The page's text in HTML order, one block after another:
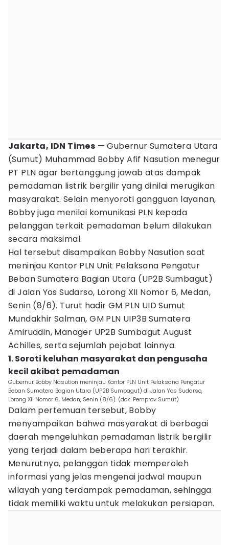
Jakarta, IDN Times — Gubernur Sumatera Utara
(Sumut) Muhammad Bobby Afif Nasution menegur
PT PLN agar bertanggung jawab atas dampak
pemadaman listrik bergilir yang dinilai merugikan
masyarakat. Selain menyoroti gangguan layanan,
Bobby juga menilai komunikasi PLN kepada
pelanggan terkait pemadaman belum dilakukan
secara maksimal.
Hal tersebut disampaikan Bobby Nasution saat
meninjau Kantor PLN Unit Pelaksana Pengatur
Beban Sumatera Bagian Utara (UP2B Sumbagut)
di Jalan Yos Sudarso, Lorong XII Nomor 6, Medan,
Senin (8/6). Turut hadir GM PLN UID Sumut
Mundakhir Salman, GM PLN UIP3B Sumatera
Amiruddin, Manager UP2B Sumbagut August
Achilles, serta sejumlah pejabat lainnya.
1. Soroti keluhan masyarakat dan pengusaha
kecil akibat pemadaman
Gubernur Bobby Nasution meninjau Kantor PLN Unit Pelaksana Pengatur
Beban Sumatera Bagian Utara (UP2B Sumbagut) di Jalan Yos Sudarso,
Lorong XII Nomor 6, Medan, Senin (8/6). (dok. Pemprov Sumut)
Dalam pertemuan tersebut, Bobby
menyampaikan bahwa masyarakat di berbagai
daerah mengeluhkan pemadaman listrik bergilir
yang terjadi dalam beberapa hari terakhir.
Menurutnya, pelanggan tidak memperoleh
informasi yang jelas mengenai jadwal maupun
wilayah yang terdampak pemadaman, sehingga
tidak memiliki waktu untuk melakukan persiapan.